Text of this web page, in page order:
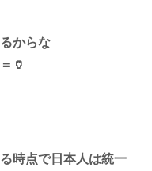
からな
🏺
時点で日本人は統一